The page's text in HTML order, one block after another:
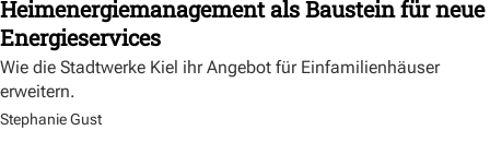
Heimenergiemanagement als Baustein für neue
Energieservices
Wie die Stadtwerke Kiel ihr Angebot für Einfamilienhäuser
erweitern.
Stephanie Gust